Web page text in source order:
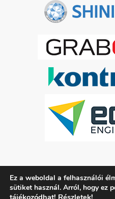
Ez a weboldal a felhasználói
sütiket használ. Arról, hogy ez
tájékozódhat! Részletek!